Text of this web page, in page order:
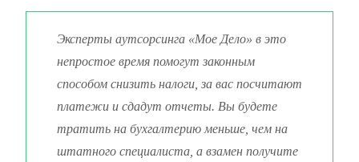
Эксперты аутсорсинга «Мое Дело» в это
непростое время помогут законным
способом снизить налоги, за вас посчитают
платежи и сдадут отчеты. Вы будете
тратить на бухгалтерию меньше, чем на
штатного специалиста, а взамен получите